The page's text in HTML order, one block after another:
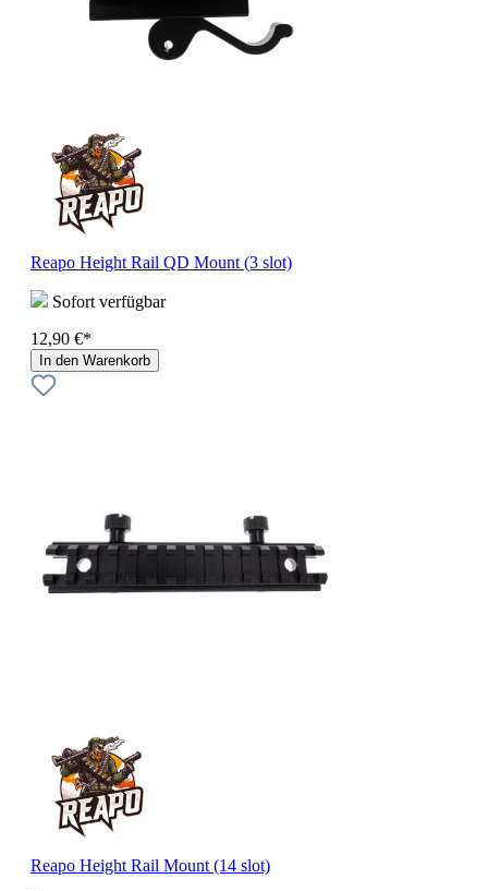
Reapo Height Rail QD Mount (3 slot)
Sofort verfügbar
12,90 €*
In den Warenkorb
Reapo Height Rail Mount (14 slot)